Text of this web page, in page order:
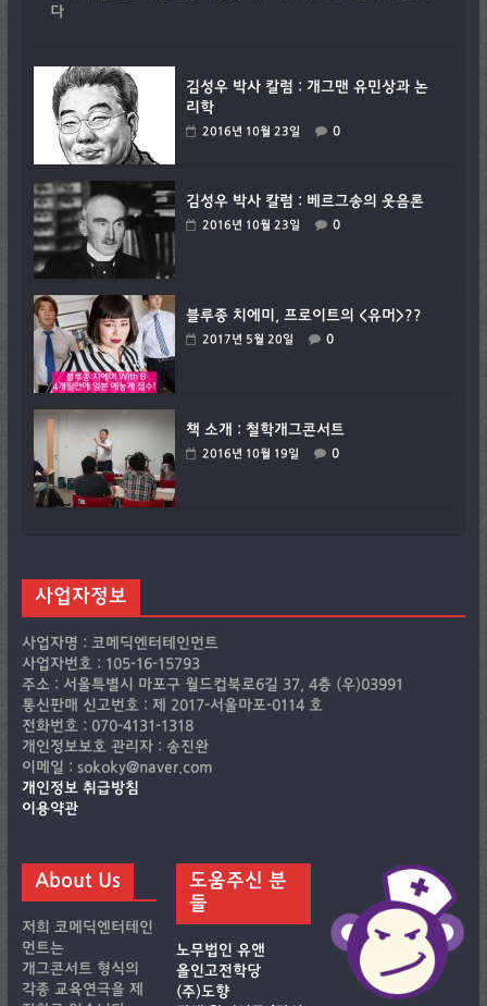
다
김성우 박사 칼럼 : 개그맨 유민상과 논
리학
2016년 10월 23일 0
김성우 박사 칼럼 : 베르그송의 웃음론
2016년 10월 23일 0
블루종 치에미, 프로이트의 <유머>??
2017년 5월 20일 0
책 소개 : 철학개그콘서트
2016년 10월 19일 0
사업자정보
사업자명 : 코메딕엔터테인먼트
사업자번호 : 105-16-15793
주소 : 서울특별시 마포구 월드컵북로6길 37, 4층 (우)03991
통신판매 신고번호 : 제 2017-서울마포-0114 호
전화번호 : 070-4131-1318
개인정보보호 관리자 : 송진완
이메일 : sokoky@naver.com
개인정보 취급방침
이용약관
About Us
저희 코메딕엔터테인
먼트는
개그콘서트 형식의
각종 교육연극을 제
도움주신 분
들
노무법인 유앤
올인고전학당
(주)도향